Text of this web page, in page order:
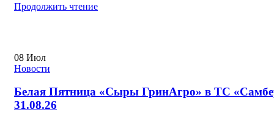
Продолжить чтение
08 Июл
Новости
Белая Пятница «Сыры ГринАгро» в ТС
31.08.26